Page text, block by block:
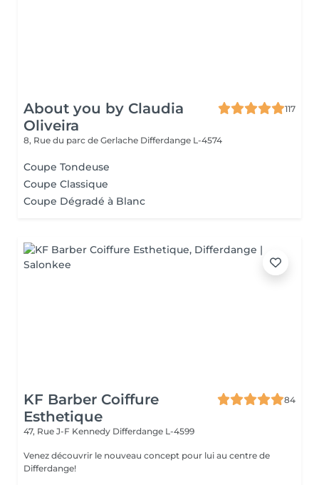
About you by Claudia
Oliveira
117
8, Rue du parc de Gerlache Differdange L-4574
Coupe Tondeuse
Coupe Classique
Coupe Dégradé à Blanc
KF Barber Coiffure
Esthetique
84
47, Rue J-F Kennedy Differdange L-4599
Venez découvrir le nouveau concept pour lui au centre de
Differdange!